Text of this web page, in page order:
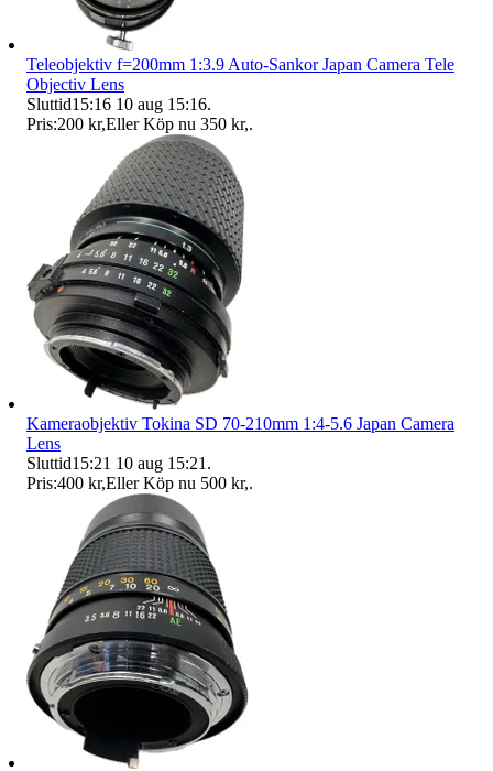
Teleobjektiv f=200mm 1:3.9 Auto-Sankor Japan Camera Tele
Objectiv Lens
Sluttid15:16 10 aug 15:16.
Pris:200 kr,Eller Köp nu 350 kr,.
Kameraobjektiv Tokina SD 70-210mm 1:4-5.6 Japan Camera
Lens
Sluttid15:21 10 aug 15:21 .
Pris:400 kr,Eller Köp nu 500 kr,.